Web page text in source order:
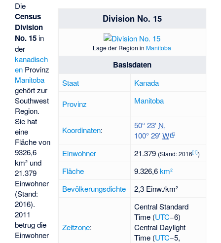
Division No. 15
Lage der Region in Manitoba
Basisdaten
Staat Kanada
Provinz Manitoba
Koordinaten: 50° 23′ N,
100° 29′W
Einwohner
21.379 (Stand: 2016[1])
Fläche 9.326,6km²
Bevölkerungsdichte
2,3 Einw./km²
Zeitzone:
Central Standard
Time (UTC−6)
Central Daylight
Time (UTC−5,
Die
Census
Division
No. 15 in
der
kanadisch
en Provinz
Manitoba
gehört zur
Southwest
Region.
Sie hat
eine
Fläche von
9326,6
km² und
21.379
Einwohner
(Stand:
2016).
2011
betrug die
Einwohner